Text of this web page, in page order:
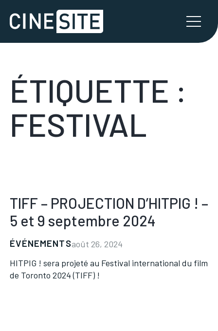
ÉTIQUETTE :
FESTIVAL
TIFF – PROJECTION D’HITPIG ! –
5 et 9 septembre 2024
ÉVÉNEMENTSaoût 26, 2024
HITPIG ! sera projeté au Festival international du film
de Toronto 2024 (TIFF) !